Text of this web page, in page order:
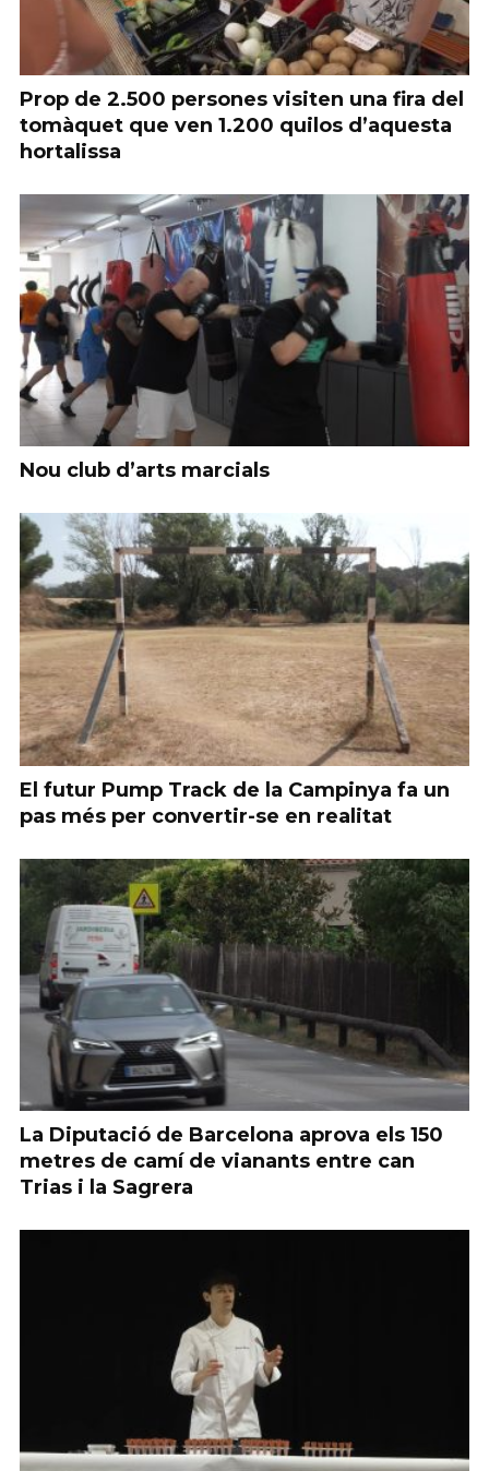
Prop de 2.500 persones visiten una fira del
tomàquet que ven 1.200 quilos d’aquesta
hortalissa
Nou club d’arts marcials
El futur Pump Track de la Campinya fa un
pas més per convertir-se en realitat
La Diputació de Barcelona aprova els 150
metres de camí de vianants entre can
Trias i la Sagrera